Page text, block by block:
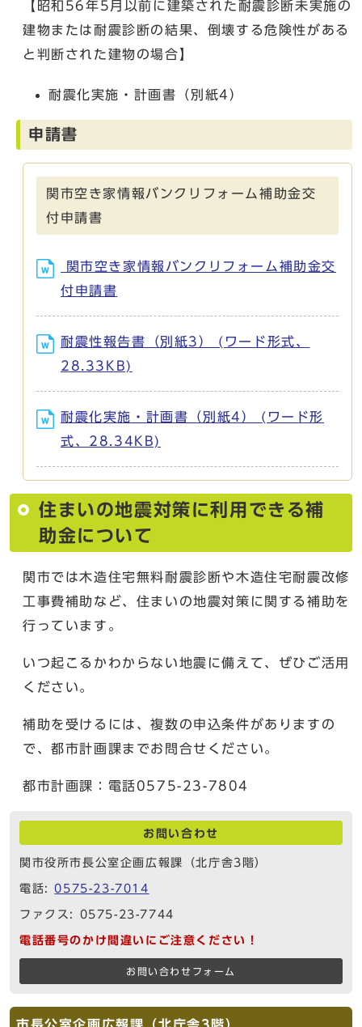
【昭和56年5月以前に建築された耐震診断未実施の
建物または耐震診断の結果、倒壊する危険性がある
と判断された建物の場合】
耐震化実施・計画書（別紙4）
申請書
関市空き家情報バンクリフォーム補助金交
付申請書
関市空き家情報バンクリフォーム補助金交
付申請書
耐震性報告書（別紙3） (ワード形式、
28.33KB)
耐震化実施・計画書（別紙4） (ワード形
式、28.34KB)
住まいの地震対策に利用できる補
助金について
関市では木造住宅無料耐震診断や木造住宅耐震改修
工事費補助など、住まいの地震対策に関する補助を
行っています。
いつ起こるかわからない地震に備えて、ぜひご活用
ください。
補助を受けるには、複数の申込条件がありますの
で、都市計画課までお問合せください。
都市計画課：電話0575-23-7804
お問い合わせ
関市役所市長公室企画広報課（北庁舎3階）
電話:0575-23-7014
ファクス: 0575-23-7744
電話番号のかけ間違いにご注意ください！
お問い合わせフォーム
市長公室企画広報課（北庁舎3階）